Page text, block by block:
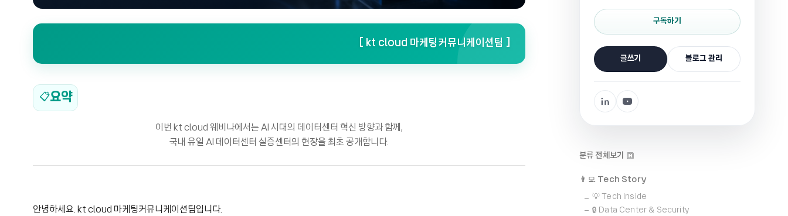
[ kt cloud 마케팅커뮤니케이션팀 ]
📋요약
이번 kt cloud 웨비나에서는 AI 시대의 데이터센터 혁신 방향과 함께,
국내 유일 AI 데이터센터 실증센터의 현장을 최초 공개합니다.
안녕하세요. kt cloud 마케팅커뮤니케이션팀입니다.
구독하기
글쓰기 블로그 관리
분류 전체보기
👨‍💻 Tech Story
💡 Tech Inside
🔒 Data Center & Security